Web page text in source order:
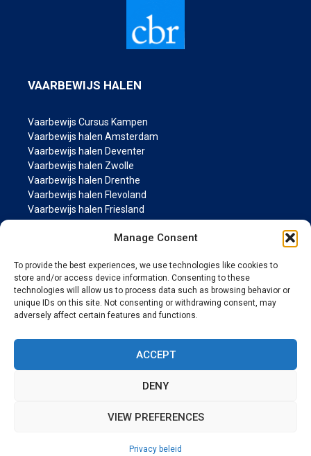
Manage Consent
To provide the best experiences, we use technologies like cookies to
store and/or access device information. Consenting to these
technologies will allow us to process data such as browsing behavior or
unique IDs on this site. Not consenting or withdrawing consent, may
adversely affect certain features and functions.
ACCEPT
DENY
VIEW PREFERENCES
Privacy beleid
VAARBEWIJS HALEN
Vaarbewijs Cursus Kampen
Vaarbewijs halen Amsterdam
Vaarbewijs halen Deventer
Vaarbewijs halen Zwolle
Vaarbewijs halen Drenthe
Vaarbewijs halen Flevoland
Vaarbewijs halen Friesland
Vaarbewijs halen Gelderland
Vaarbewijs halen Noord-Brabant
Vaarbewijs halen Noord Holland
Vaarbewijs halen Overijssel
Vaarbewijs halen Utrecht
Vaarbewijs halen Zuid Holland